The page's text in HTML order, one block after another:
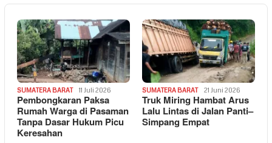
SUMATERA BARAT 11 Juli 2026
Pembongkaran Paksa
Rumah Warga di Pasaman
Tanpa Dasar Hukum Picu
Keresahan
SUMATERA BARAT 21 Juni 2026
Truk Miring Hambat Arus
Lalu Lintas di Jalan Panti–
Simpang Empat